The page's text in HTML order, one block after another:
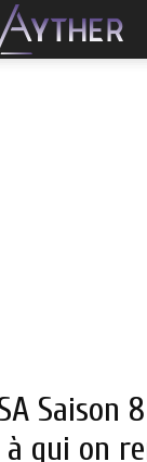
Saison
qui on